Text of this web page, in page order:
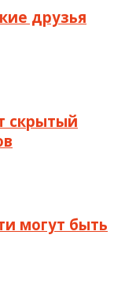
друзья
скрытый
могут быть